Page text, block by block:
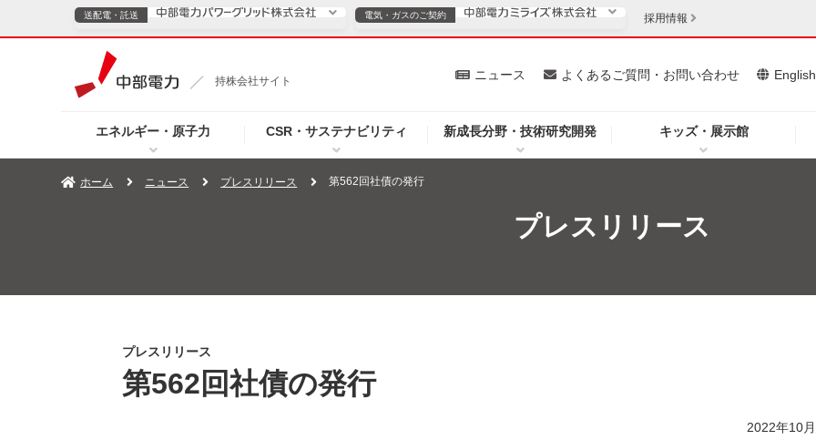
持株会社サイト
エネルギー・原子力 CSR・サステナビリティ 新成長分野・技術研究開発 キッズ・展示館
ニュース よくあるご質問・お問い合わせ English
送配電・託送
TOPページへ ご案内 安定供給
企業情報
電気・ガスのご契約
電気・ガスのご契約
TOPページへ 個人のお客さま 法人のお客さま
採用情報
ホーム ニュース プレスリリース 第562回社債の発行
プレスリリース
プレスリリース
第562回社債の発行
2022年10